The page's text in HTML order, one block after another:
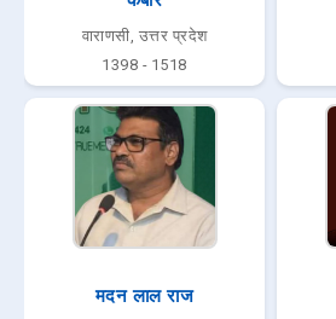
वाराणसी, उत्तर प्रदेश
1398 - 1518
मदन लाल राज